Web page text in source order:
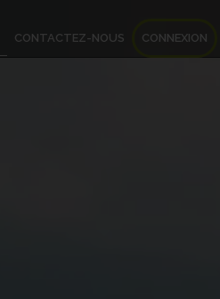
CONTACTEZ-NOUS CONNEXION